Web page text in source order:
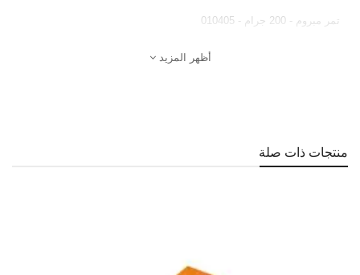
تمر مبروم - 200 جرام - 010405
أظهر المزيد
منتجات ذات صلة